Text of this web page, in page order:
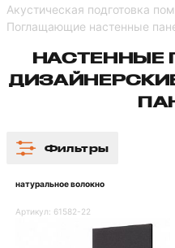
Акустическая подготовка
Поглащающие настенные
Фильтры
натуральное волокно
Артикул: 61582-22